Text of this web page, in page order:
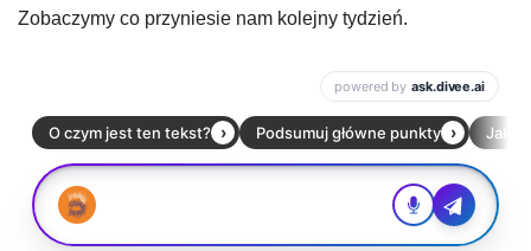
Zobaczymy co przyniesie nam kolejny tydzień.